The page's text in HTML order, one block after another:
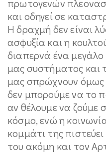
πρωτογενών
και οδηγεί σε
Η δραχμή δεν είναι
ασφυξία και η
διαπερνά ένα μεγάλο
μας συστήματος και
μας σπρώχνουν όμως
δεν μπορούμε να το
αν θέλουμε να ζούμε
κόσμο, ενώ η
κομμάτι της
του ακόμη και τον